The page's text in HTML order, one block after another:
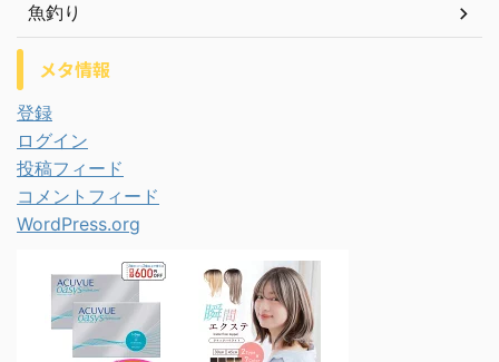
魚釣り
メタ情報
登録
ログイン
投稿フィード
コメントフィード
WordPress.org